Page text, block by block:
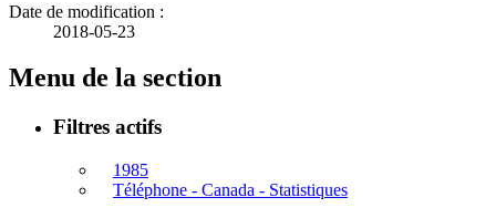
Date de modification :
2018-05-23
Menu de la section
Filtres actifs
1985
Téléphone - Canada - Statistiques